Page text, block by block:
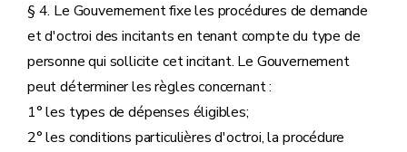
§ 4. Le Gouvernement fixe les procédures de demande
et d'octroi des incitants en tenant compte du type de
personne qui sollicite cet incitant. Le Gouvernement
peut déterminer les règles concernant :
1° les types de dépenses éligibles;
2° les conditions particulières d'octroi, la procédure